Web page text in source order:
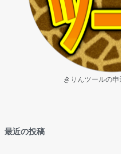
きりんツールの
最近の投稿